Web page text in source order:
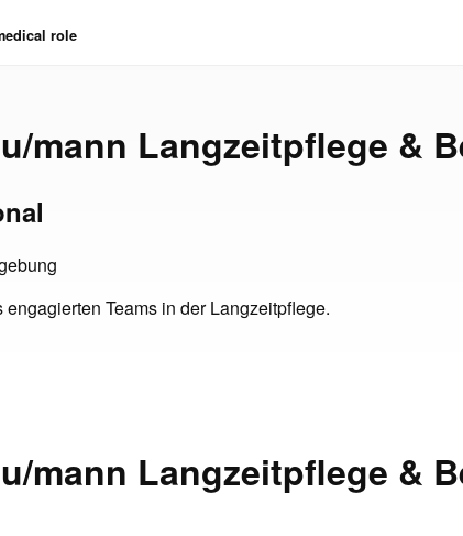
role
mann Langzeitpflege &
engagierten Teams in der Langzeitpflege.
mann Langzeitpflege &